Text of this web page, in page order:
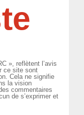
», reflètent l’avis
ce site sont
Cela ne signifie
la vision
commentaires
de s’exprimer et